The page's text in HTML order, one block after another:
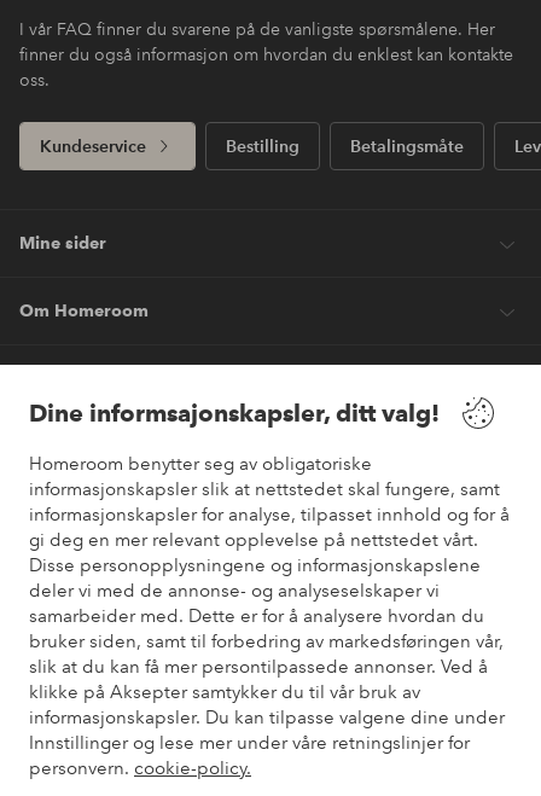
Dine informsajonskapsler, ditt valg!
Homeroom benytter seg av obligatoriske
informasjonskapsler slik at nettstedet skal fungere, samt
informasjonskapsler for analyse, tilpasset innhold og for å
gi deg en mer relevant opplevelse på nettstedet vårt.
Disse personopplysningene og informasjonskapslene
deler vi med de annonse- og analyseselskaper vi
samarbeider med. Dette er for å analysere hvordan du
bruker siden, samt til forbedring av markedsføringen vår,
slik at du kan få mer persontilpassede annonser. Ved å
klikke på Aksepter samtykker du til vår bruk av
informasjonskapsler. Du kan tilpasse valgene dine under
Innstillinger og lese mer under våre retningslinjer for
personvern. cookie-policy.
I vår FAQ finner du svarene på de vanligste spørsmålene. Her
finner du også informasjon om hvordan du enklest kan kontakte
oss.
Kundeservice Bestilling Betalingsmåte
Mine sider
Om Homeroom
Venner
Sikre betalinger
Vil du vite mer om våre betalingsalternativer?
elpy